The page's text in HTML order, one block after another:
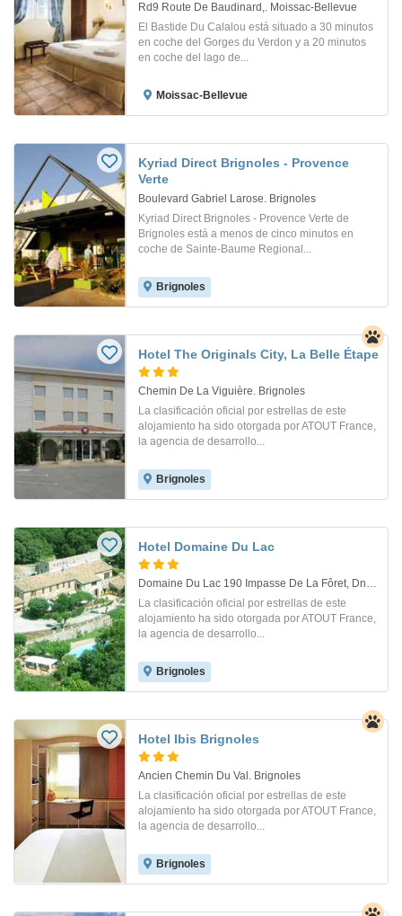
Rd9 Route De Baudinard,. Moissac-Bellevue
El Bastide Du Calalou está situado a 30 minutos
en coche del Gorges du Verdon y a 20 minutos
en coche del lago de...
Moissac-Bellevue
Kyriad Direct Brignoles - Provence
Verte
Boulevard Gabriel Larose. Brignoles
Kyriad Direct Brignoles - Provence Verte de
Brignoles está a menos de cinco minutos en
coche de Sainte-Baume Regional...
Brignoles
Hotel The Originals City, La Belle Étape
Chemin De La Viguière. Brignoles
La clasificación oficial por estrellas de este
alojamiento ha sido otorgada por ATOUT France,
la agencia de desarrollo...
Brignoles
Hotel Domaine Du Lac
Domaine Du Lac 190 Impasse De La Fôret, Dn7, 83340. Flassans-Sur-Issole
La clasificación oficial por estrellas de este
alojamiento ha sido otorgada por ATOUT France,
la agencia de desarrollo...
Brignoles
Hotel Ibis Brignoles
Ancien Chemin Du Val. Brignoles
La clasificación oficial por estrellas de este
alojamiento ha sido otorgada por ATOUT France,
la agencia de desarrollo...
Brignoles